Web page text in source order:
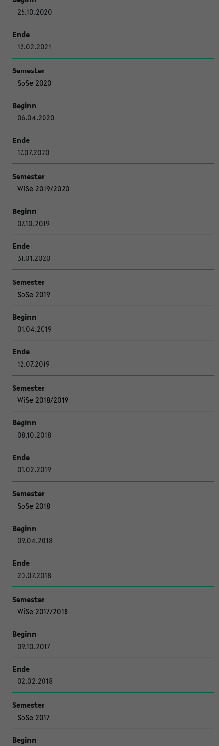
26.10.2020
12.02.2021
SoSe 2020
06.04.2020
17.07.2020
WiSe 2019/2020
07.10.2019
31.01.2020
SoSe 2019
01.04.2019
12.07.2019
WiSe 2018/2019
08.10.2018
01.02.2019
SoSe 2018
09.04.2018
20.07.2018
WiSe 2017/2018
09.10.2017
02.02.2018
SoSe 2017